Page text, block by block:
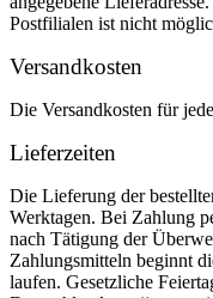
Postfilialen ist nicht
Versandkosten
Die Versandkosten für
Lieferzeiten
Die Lieferung der
Werktagen. Bei Zahlung
nach Tätigung der
Zahlungsmitteln beginnt
laufen. Gesetzliche